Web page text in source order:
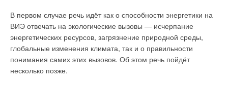
В первом случае речь идёт как о способности энергетики на
ВИЭ отвечать на экологические вызовы — исчерпание
энергетических ресурсов, загрязнение природной среды,
глобальные изменения климата, так и о правильности
понимания самих этих вызовов. Об этом речь пойдёт
несколько позже.